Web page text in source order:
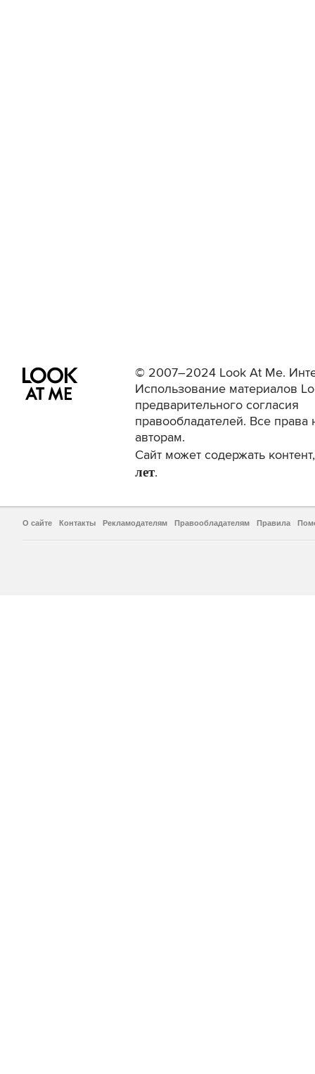
© 2007–2024 Look At Me.
Использование материалов
предварительного согласия
правообладателей. Все права
авторам.
Сайт может содержать
лет.
О сайте Контакты Рекламодателям Правообладателям Правила